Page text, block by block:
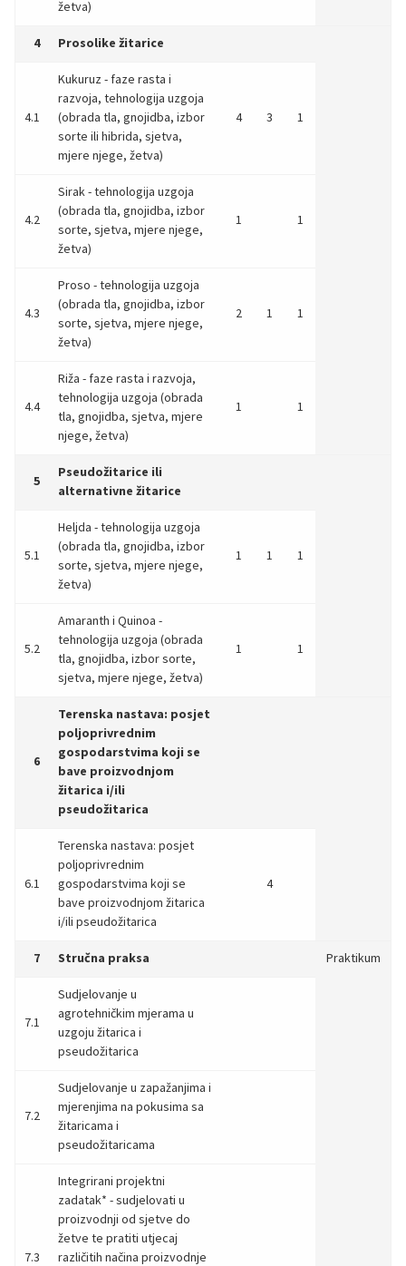
žetva)
4 Prosolike žitarice
4.1
Kukuruz - faze rasta i
razvoja, tehnologija uzgoja
(obrada tla, gnojidba, izbor
sorte ili hibrida, sjetva,
mjere njege, žetva)
4 3 1
4.2
Sirak - tehnologija uzgoja
(obrada tla, gnojidba, izbor
sorte, sjetva, mjere njege,
žetva)
1 1
4.3
Proso - tehnologija uzgoja
(obrada tla, gnojidba, izbor
sorte, sjetva, mjere njege,
žetva)
2 1 1
4.4
Riža - faze rasta i razvoja,
tehnologija uzgoja (obrada
tla, gnojidba, sjetva, mjere
njege, žetva)
1 1
5
Pseudožitarice ili
alternativne žitarice
5.1
Heljda - tehnologija uzgoja
(obrada tla, gnojidba, izbor
sorte, sjetva, mjere njege,
žetva)
1 1 1
5.2
Amaranth i Quinoa -
tehnologija uzgoja (obrada
tla, gnojidba, izbor sorte,
sjetva, mjere njege, žetva)
1 1
6
Terenska nastava: posjet
poljoprivrednim
gospodarstvima koji se
bave proizvodnjom
žitarica i/ili
pseudožitarica
6.1
Terenska nastava: posjet
poljoprivrednim
gospodarstvima koji se
bave proizvodnjom žitarica
i/ili pseudožitarica
4
7 Stručna praksa Praktikum
7.1
Sudjelovanje u
agrotehničkim mjerama u
uzgoju žitarica i
pseudožitarica
7.2
Sudjelovanje u zapažanjima i
mjerenjima na pokusima sa
žitaricama i
pseudožitaricama
7.3
Integrirani projektni
zadatak* - sudjelovati u
proizvodnji od sjetve do
žetve te pratiti utjecaj
različitih načina proizvodnje